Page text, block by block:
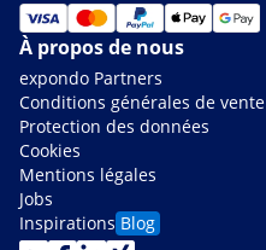
À propos de nous
expondo Partners
Conditions générales de vente
Protection des données
Cookies
Mentions légales
Jobs
Inspirations Blog